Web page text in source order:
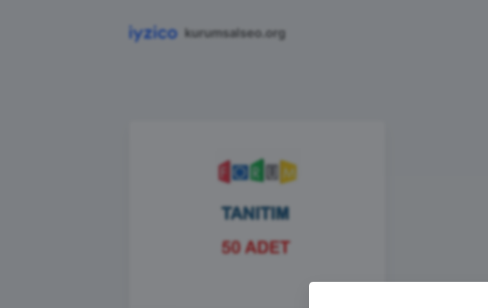
kurumsalseo.org